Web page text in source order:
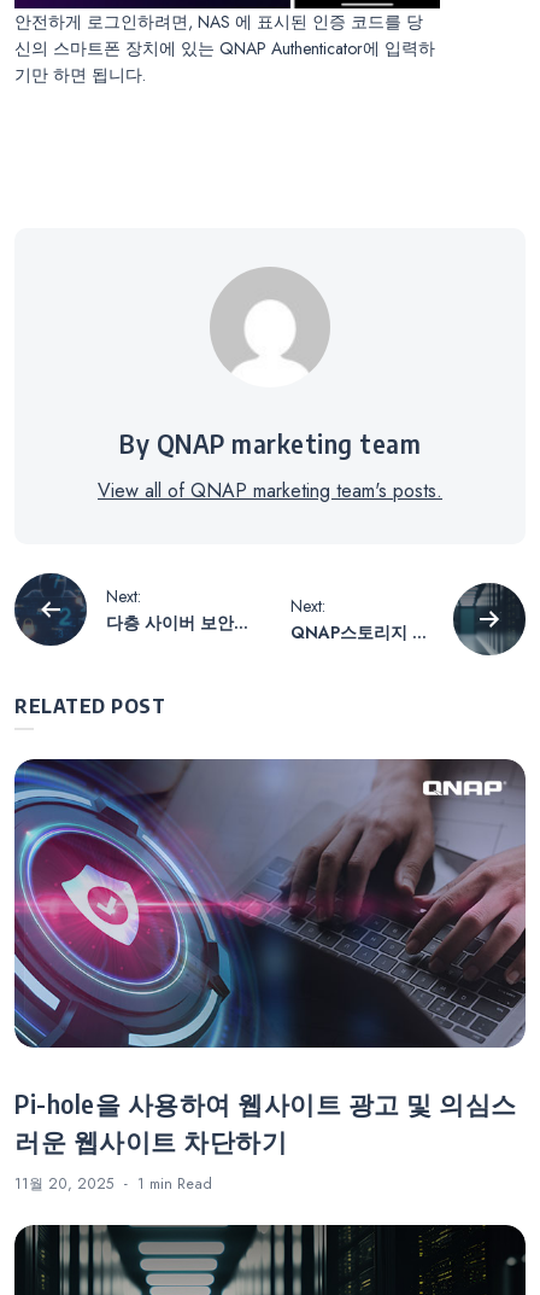
안전하게 로그인하려면, NAS 에 표시된 인증 코드를 당
신의 스마트폰 장치에 있는 QNAP Authenticator에 입력하
기만 하면 됩니다.
By QNAP marketing team
View all of QNAP marketing team's posts.
글
내
비
게
이
션
Next:
다층 사이버 보안
Next:
QNAP스토리지 확
RELATED POST
Pi-hole을 사용하여 웹사이트 광고 및 의심스
러운 웹사이트 차단하기
11월 20, 2025 1 min Read